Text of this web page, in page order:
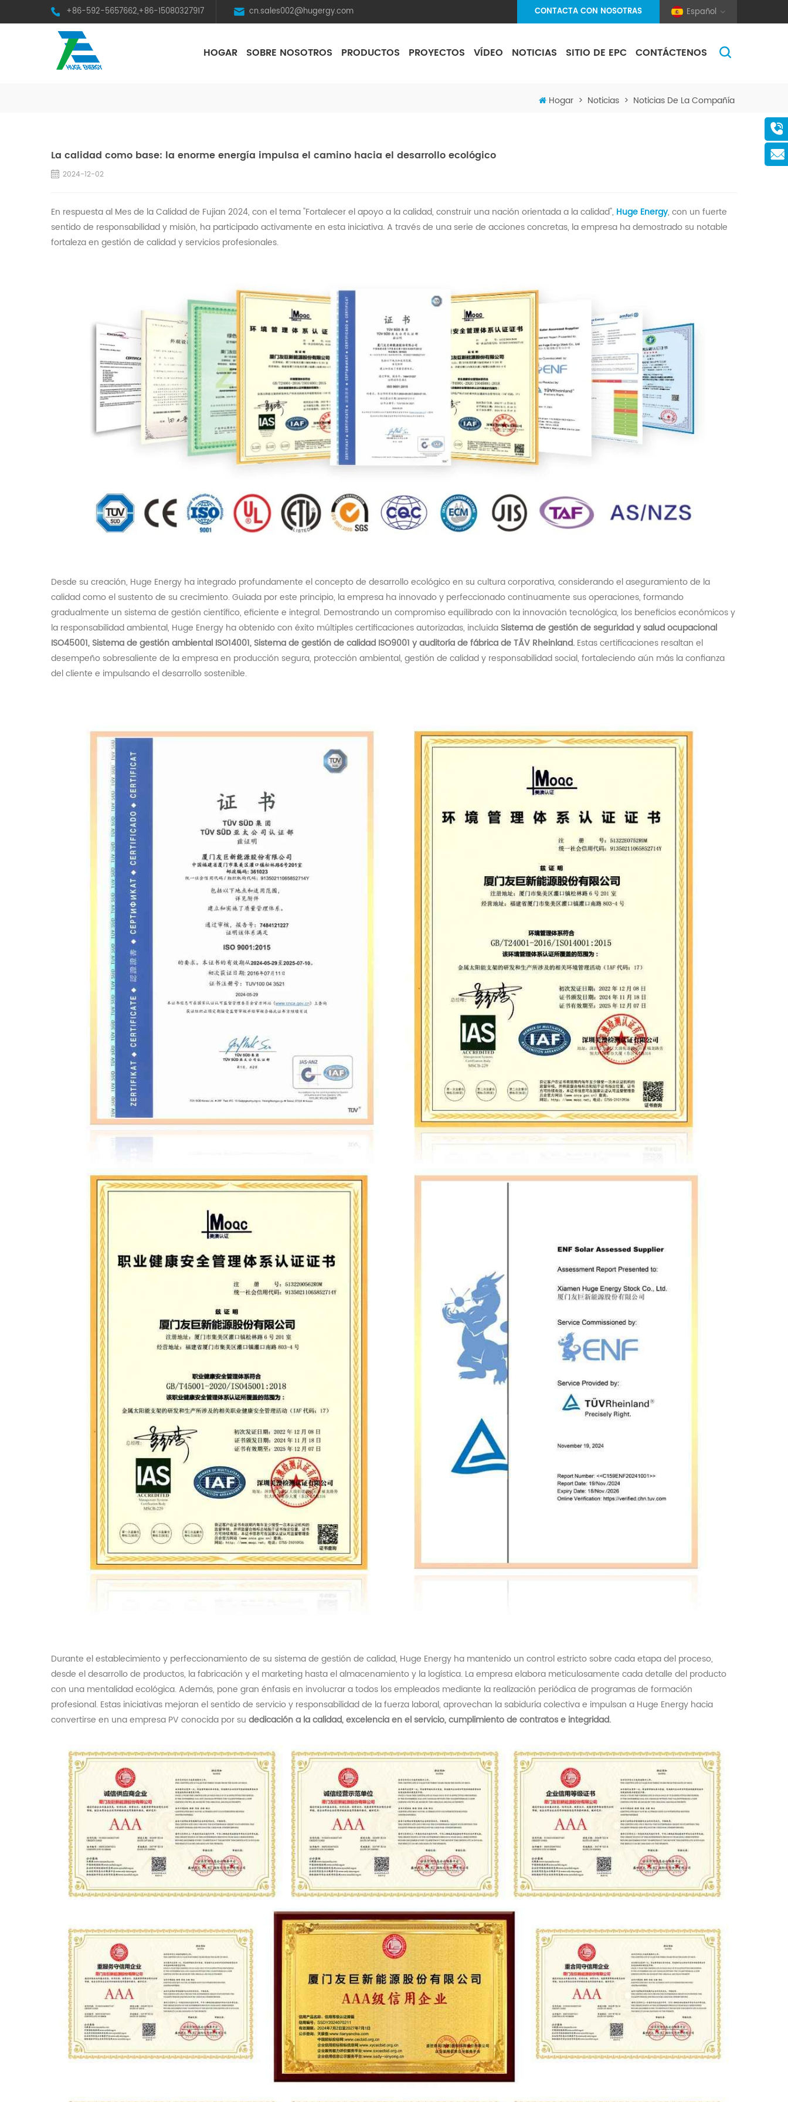
+86-592-5657662,+86-15080327917 cn.sales002@hugergy.com Español
CONTACTA CON NOSOTRAS
HOGAR SOBRE NOSOTROS PRODUCTOS PROYECTOS VÍDEO NOTICIAS SITIO DE EPC CONTÁCTENOS
Hogar > Noticias > Noticias De La Compañía
La calidad como base: la enorme energía impulsa el camino hacia el desarrollo ecológico
2024-12-02
En respuesta al Mes de la Calidad de Fujian 2024, con el tema "Fortalecer el apoyo a la calidad, construir una nación orientada a la calidad", Huge Energy, con un fuerte
sentido de responsabilidad y misión, ha participado activamente en esta iniciativa. A través de una serie de acciones concretas, la empresa ha demostrado su notable
fortaleza en gestión de calidad y servicios profesionales.
Desde su creación, Huge Energy ha integrado profundamente el concepto de desarrollo ecológico en su cultura corporativa, considerando el aseguramiento de la
calidad como el sustento de su crecimiento. Guiada por este principio, la empresa ha innovado y perfeccionado continuamente sus operaciones, formando
gradualmente un sistema de gestión científico, eficiente e integral. Demostrando un compromiso equilibrado con la innovación tecnológica, los beneficios económicos y
la responsabilidad ambiental, Huge Energy ha obtenido con éxito múltiples certificaciones autorizadas, incluida Sistema de gestión de seguridad y salud ocupacional
ISO45001, Sistema de gestión ambiental ISO14001, Sistema de gestión de calidad ISO9001 y auditoría de fábrica de TÃV Rheinland. Estas certificaciones resaltan el
desempeño sobresaliente de la empresa en producción segura, protección ambiental, gestión de calidad y responsabilidad social, fortaleciendo aún más la confianza
del cliente e impulsando el desarrollo sostenible.
Durante el establecimiento y perfeccionamiento de su sistema de gestión de calidad, Huge Energy ha mantenido un control estricto sobre cada etapa del proceso,
desde el desarrollo de productos, la fabricación y el marketing hasta el almacenamiento y la logística. La empresa elabora meticulosamente cada detalle del producto
con una mentalidad ecológica. Además, pone gran énfasis en involucrar a todos los empleados mediante la realización periódica de programas de formación
profesional. Estas iniciativas mejoran el sentido de servicio y responsabilidad de la fuerza laboral, aprovechan la sabiduría colectiva e impulsan a Huge Energy hacia
convertirse en una empresa PV conocida por su dedicación a la calidad, excelencia en el servicio, cumplimiento de contratos e integridad.